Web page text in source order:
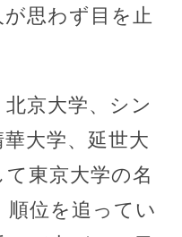
思わず目を止
京大学、シン
大学、延世大
東京大学の名
順位を追ってい